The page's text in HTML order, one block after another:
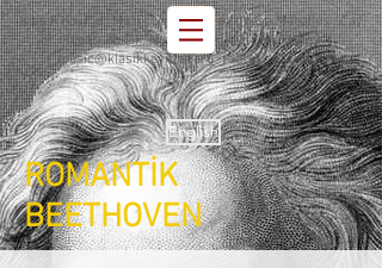
Klasik Keyifler Müzik Derneği - Fevzipaşa Mahallesi, Çay
Kenarı Sokak, No: 151, Merkez Çanakkale -
music@klasikkeyifler.org +90 532 614 4955
English
ROMANTİK
BEETHOVEN